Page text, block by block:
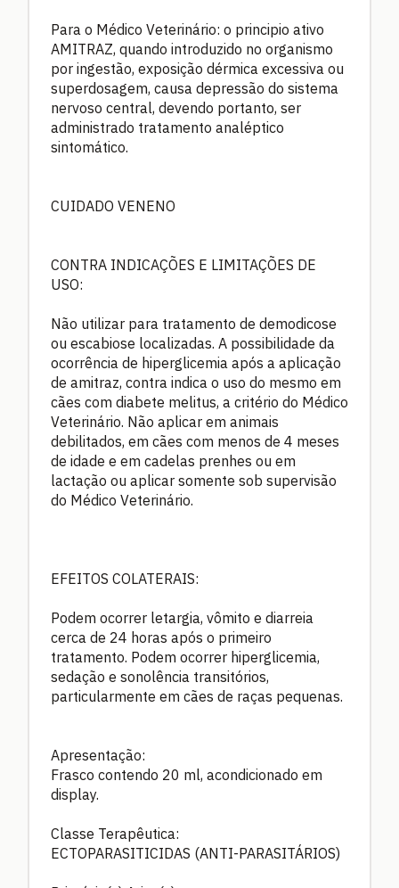
Para o Médico Veterinário: o principio ativo
AMITRAZ, quando introduzido no organismo
por ingestão, exposição dérmica excessiva ou
superdosagem, causa depressão do sistema
nervoso central, devendo portanto, ser
administrado tratamento analéptico
sintomático.
CUIDADO VENENO
CONTRA INDICAÇÕES E LIMITAÇÕES DE
USO:
Não utilizar para tratamento de demodicose
ou escabiose localizadas. A possibilidade da
ocorrência de hiperglicemia após a aplicação
de amitraz, contra indica o uso do mesmo em
cães com diabete melitus, a critério do Médico
Veterinário. Não aplicar em animais
debilitados, em cães com menos de 4 meses
de idade e em cadelas prenhes ou em
lactação ou aplicar somente sob supervisão
do Médico Veterinário.
EFEITOS COLATERAIS:
Podem ocorrer letargia, vômito e diarreia
cerca de 24 horas após o primeiro
tratamento. Podem ocorrer hiperglicemia,
sedação e sonolência transitórios,
particularmente em cães de raças pequenas.
Apresentação:
Frasco contendo 20 ml, acondicionado em
display.
Classe Terapêutica:
ECTOPARASITICIDAS (ANTI-PARASITÁRIOS)